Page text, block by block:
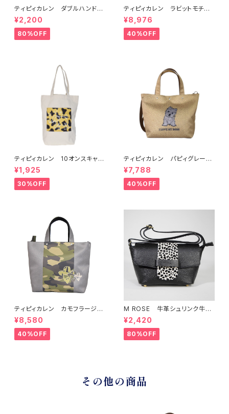
ティピィカレン ダブルハンドル
ジラフビッグトートバッグ
¥2,200
80%OFF
ティピィカレン ラビットモチー
フ2WAYショルダーリュック
¥8,976
40%OFF
ティピィカレン 10オンスキャン
バス外ポケット縦長マイバッグ
¥1,925
30%OFF
ティピィカレン パピィグレーテ
リア2WAYハンドバッグ
¥7,788
40%OFF
ティピィカレン カモフラージュ
柄スクエア2WAYバッグ
¥8,580
40%OFF
M ROSE 牛革シュリンク牛毛
ダルメシアンプリントフラップシ
ョルダーバッグ ブラック
¥2,420
80%OFF
その他の商品